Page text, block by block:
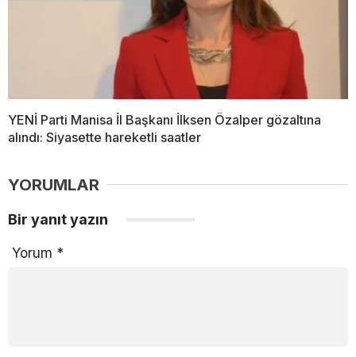
YENİ Parti Manisa İl Başkanı İlksen Özalper gözaltına
alındı: Siyasette hareketli saatler
YORUMLAR
Bir yanıt yazın
Yorum *